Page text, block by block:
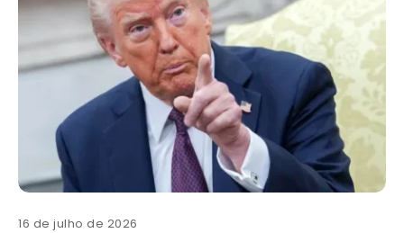
16 de julho de 2026